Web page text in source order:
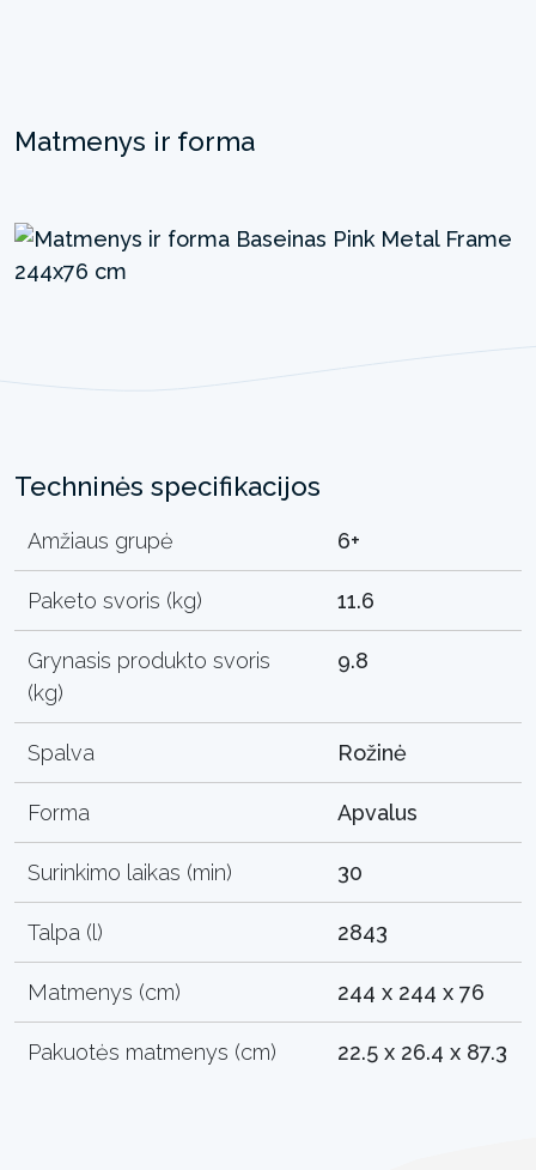
Matmenys ir forma
Techninės specifikacijos
Amžiaus grupė 6+
Paketo svoris (kg) 11.6
Grynasis produkto svoris
(kg)
9.8
Spalva Rožinė
Forma Apvalus
Surinkimo laikas (min) 30
Talpa (l) 2843
Matmenys (cm) 244 x 244 x 76
Pakuotės matmenys (cm) 22.5 x 26.4 x 87.3